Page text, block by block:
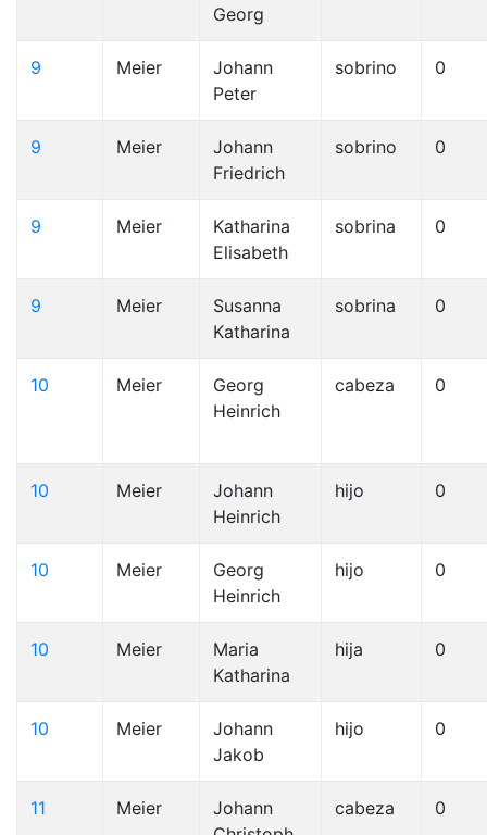
Georg
9 Meier
Johann
Peter
sobrino 0
9 Meier
Johann
Friedrich
sobrino 0
9 Meier
Katharina
Elisabeth
sobrina 0
9 Meier
Susanna
Katharina
sobrina 0
10 Meier
Georg
Heinrich
cabeza 0
10 Meier
Johann
Heinrich
hijo 0
10 Meier
Georg
Heinrich
hijo 0
10 Meier
Maria
Katharina
hija 0
10 Meier
Johann
Jakob
hijo 0
11 Meier
Johann
cabeza 0